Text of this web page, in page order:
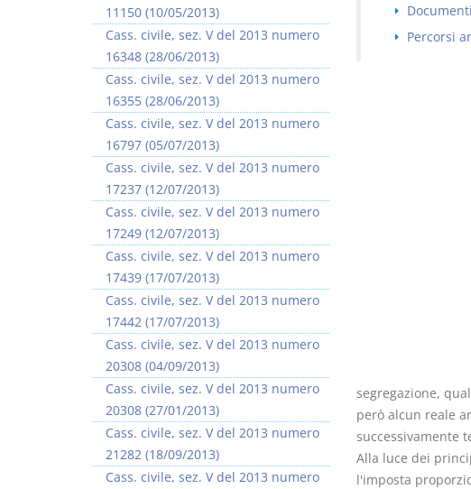
Percorsi
segregazione,
però alcun reale
successivamente
Alla luce dei
l'imposta
11150 (10/05/2013)
Cass. civile, sez. V del 2013 numero
16348 (28/06/2013)
Cass. civile, sez. V del 2013 numero
16355 (28/06/2013)
Cass. civile, sez. V del 2013 numero
16797 (05/07/2013)
Cass. civile, sez. V del 2013 numero
17237 (12/07/2013)
Cass. civile, sez. V del 2013 numero
17249 (12/07/2013)
Cass. civile, sez. V del 2013 numero
17439 (17/07/2013)
Cass. civile, sez. V del 2013 numero
17442 (17/07/2013)
Cass. civile, sez. V del 2013 numero
20308 (04/09/2013)
Cass. civile, sez. V del 2013 numero
20308 (27/01/2013)
Cass. civile, sez. V del 2013 numero
21282 (18/09/2013)
Cass. civile, sez. V del 2013 numero
I Vincoli Preliminari
Versione ebook
Usufrutto Uso e
Abitazione
D. Minussi
Versione ebook
(iva incl.)